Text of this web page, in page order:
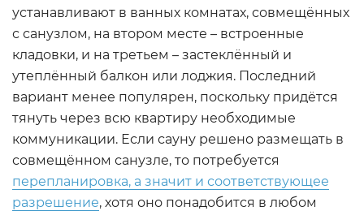
устанавливают в ванных комнатах, совмещённых
с санузлом, на втором месте – встроенные
кладовки, и на третьем – застеклённый и
утеплённый балкон или лоджия. Последний
вариант менее популярен, поскольку придётся
тянуть через всю квартиру необходимые
коммуникации. Если сауну решено размещать в
совмещённом санузле, то потребуется
перепланировка, а значит и соответствующее
разрешение, хотя оно понадобится в любом